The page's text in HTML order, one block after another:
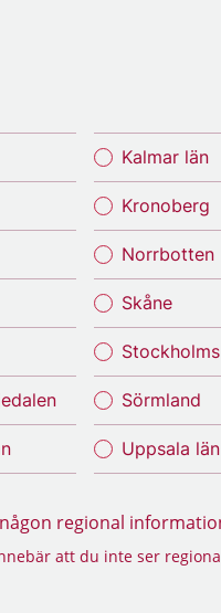
Kalmar län
Kronoberg
Norrbotten
Skåne
Sörmland
Uppsala län
någon regional
att du inte ser